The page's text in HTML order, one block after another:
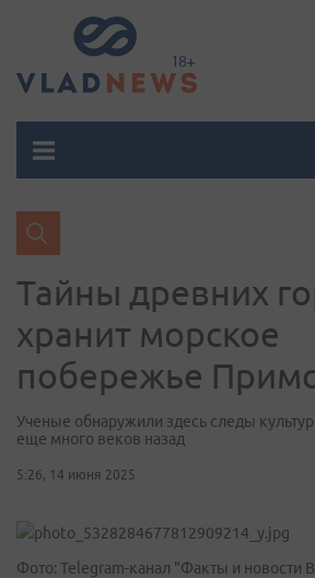
Тайны древних
хранит морское
побережье
Ученые обнаружили здесь следы
еще много веков назад
5:26, 14 июня 2025
Фото: Telegram-канал "Факты и новости